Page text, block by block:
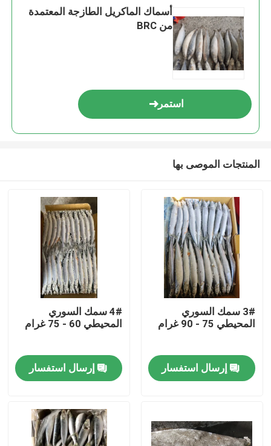
المنزل
فيديوهات
أسماك الماكريل الطازجة المعتمدة
من BRC
استمر
المنتجات الموصى بها
3# سمك السوري
المحيطي 75 - 90 غرام
إرسال استفسار
4# سمك السوري
المحيطي 60 - 75 غرام
إرسال استفسار